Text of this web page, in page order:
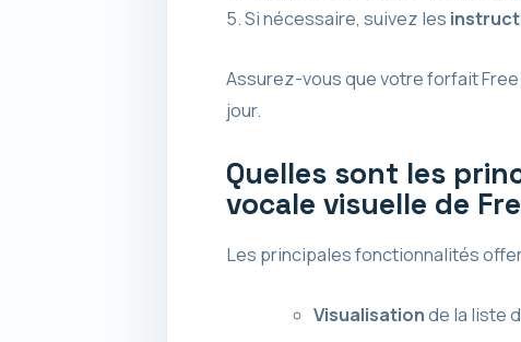
5. Si nécessaire, suivez les
Assurez-vous que votre forfait
jour.
Quelles sont les
vocale visuelle de
Les principales fonctionnalités
Visualisationde la liste